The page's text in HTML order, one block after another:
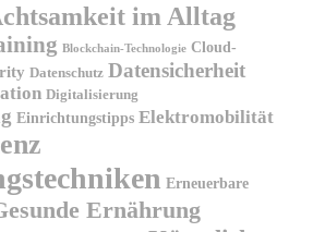
im Alltag
Blockchain-Technologie Cloud-
Datenschutz Datensicherheit
Digitalisierung
Einrichtungstipps Elektromobilität
Erneuerbare
Ernährung